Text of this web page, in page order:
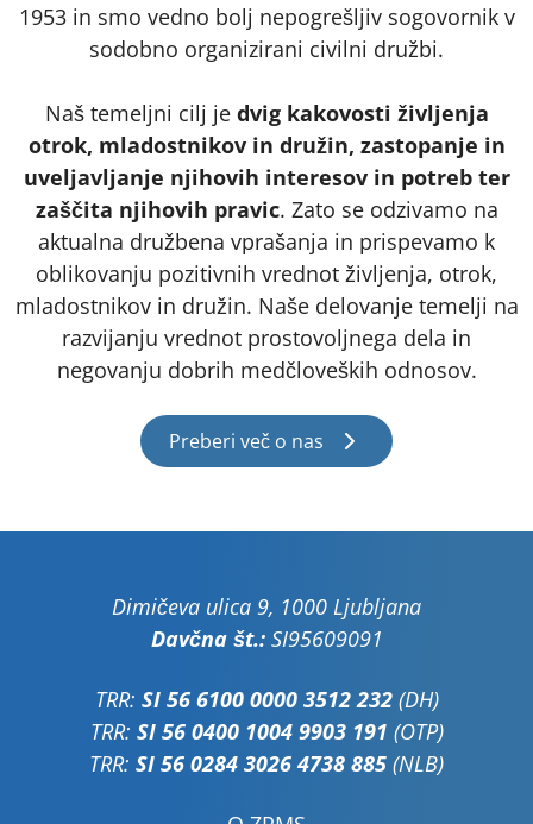
1953 in smo vedno bolj nepogrešljiv sogovornik v
sodobno organizirani civilni družbi.
Naš temeljni cilj je dvig kakovosti življenja
otrok, mladostnikov in družin, zastopanje in
uveljavljanje njihovih interesov in potreb ter
zaščita njihovih pravic. Zato se odzivamo na
aktualna družbena vprašanja in prispevamo k
oblikovanju pozitivnih vrednot življenja, otrok,
mladostnikov in družin. Naše delovanje temelji na
razvijanju vrednot prostovoljnega dela in
negovanju dobrih medčloveških odnosov.
Preberi več o nas
Dimičeva ulica 9, 1000 Ljubljana
Davčna št.:SI95609091
TRR: SI 56 6100 0000 3512 232(DH)
TRR: SI 56 0400 1004 9903 191 (OTP)
TRR: SI 56 0284 3026 4738 885 (NLB)